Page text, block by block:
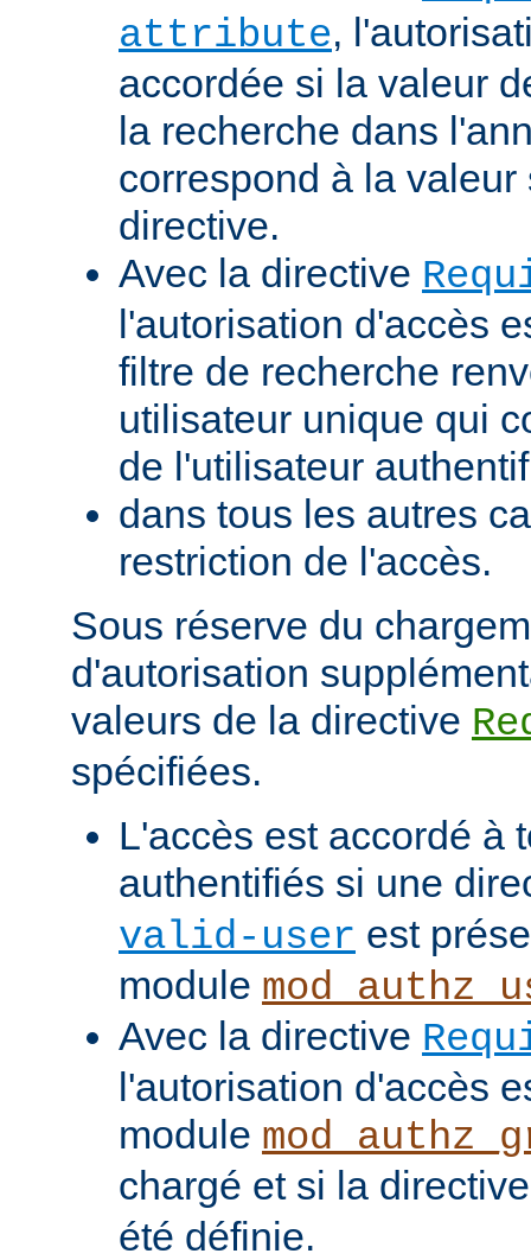
attribute,
accordée si la valeur
la recherche dans
correspond à la
directive.
Avec la directive
l'autorisation d'accès
filtre de recherche
utilisateur unique qui
de l'utilisateur
dans tous les autres
restriction de l'accès.
Sous réserve du
d'autorisation
valeurs de la directive
spécifiées.
L'accès est accordé à
authentifiés si une
valid-user est
module
Avec la directive
l'autorisation d'accès
module
chargé et si la
été définie.